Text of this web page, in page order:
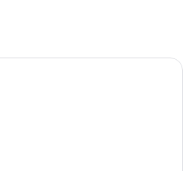
Une chambre d’hôtel bien rangée,